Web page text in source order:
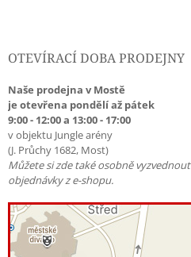
OTEVÍRACÍ DOBA PRODEJNY
Naše prodejna v Mostě
je otevřena pondělí až pátek
9:00 - 12:00 a 13:00 - 17:00
v objektu Jungle arény
(J. Průchy 1682, Most)
Můžete si zde také osobně vyzvednout
objednávky z e-shopu.